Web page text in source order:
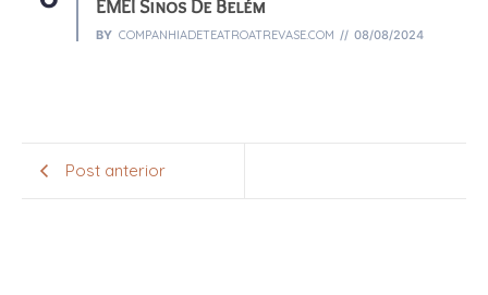
EMEI Sinos De Belém
BY COMPANHIADETEATROATREVASE.COM 08/08/2024
Post anterior